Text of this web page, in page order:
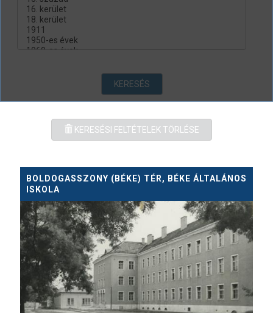
KERESÉS
KERESÉSI FELTÉTELEK TÖRLÉSE
BOLDOGASSZONY (BÉKE) TÉR, BÉKE ÁLTALÁNOS
ISKOLA